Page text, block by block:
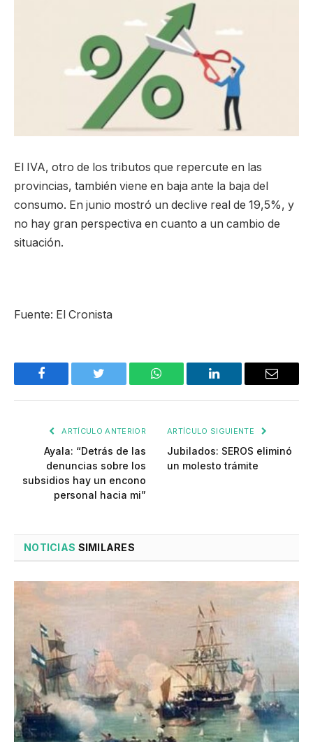
El IVA, otro de los tributos que repercute en las
provincias, también viene en baja ante la baja del
consumo. En junio mostró un declive real de 19,5%, y
no hay gran perspectiva en cuanto a un cambio de
situación.
Fuente: El Cronista
Facebook Twitter WhatsApp LinkedIn Email
ARTÍCULO ANTERIOR
Ayala: “Detrás de las
denuncias sobre los
subsidios hay un encono
personal hacia mi”
ARTÍCULO SIGUIENTE
Jubilados: SEROS eliminó
un molesto trámite
NOTICIAS SIMILARES